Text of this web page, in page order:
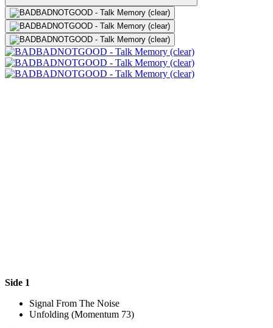
Side 1
Signal From The Noise
Unfolding (Momentum 73)